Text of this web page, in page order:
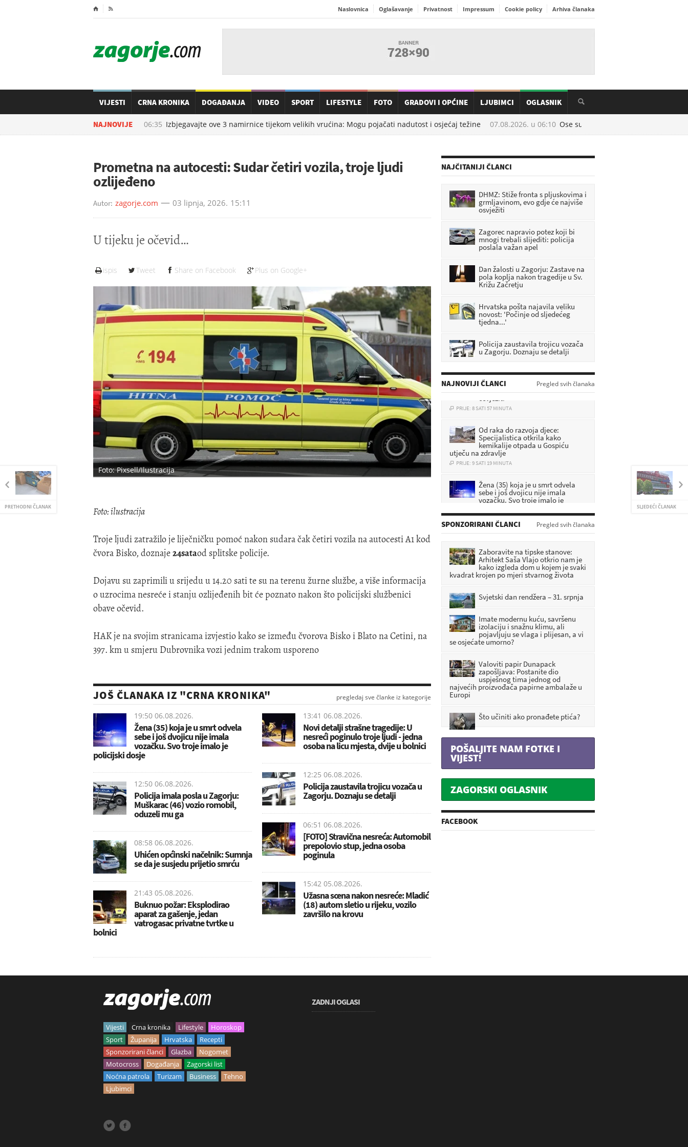
⌂  Naslovnica Oglašavanje Privatnost Impressum Cookie policy Arhiva članaka
VIJESTI CRNA KRONIKA DOGAĐANJA VIDEO SPORT LIFESTYLE FOTO GRADOVI I OPĆINE LJUBIMCI OGLASNIK
NAJNOVIJE
07.08.2026. u 06:35 Izbjegavajte ove 3 namirnice tijekom velikih vrućina: Mogu pojačati nadutost i osjećaj težine 07.08.2026. u06:10 Ose su najaktivnije u kolovozu:
PRETHODNI ČLANAK SLJEDEĆI ČLANAK
Prometna na autocesti: Sudar četiri vozila, troje ljudi
ozlijeđeno
Autor: zagorje.com 03 lipnja, 2026. 15:11
U tijeku je očevid
ispis Tweet Share on Facebook Plus on Google+
Foto: Pixsell/Ilustracija
Foto: ilustracija
Troje ljudi zatražilo je liječničku pomoć nakon sudara čak četiri vozila na autocesti A1 kod
čvora Bisko, doznaje24sataod splitske policije.
Dojavu su zaprimili u srijedu u 14.20 sati te su na terenu žurne službe, a više informacija
o uzrocima nesreće i stanju ozlijeđenih bit će poznato nakon što policijski službenici
obave očevid.
HAK je na svojim stranicama izvjestio kako se između čvorova Bisko i Blato na Cetini, na
397. km u smjeru Dubrovnika vozi jednim trakom usporeno
JOŠ ČLANAKA IZ "CRNA KRONIKA" pregledaj sve članke iz kategorije
19:50 06.08.2026.
Žena (35) koja je u smrt odvela
sebe i još dvojicu nije imala
vozačku. Svo troje imalo je
policijski dosje
12:50 06.08.2026.
Policija imala posla u Zagorju:
Muškarac (46) vozio romobil,
oduzeli mu ga
08:58 06.08.2026.
Uhićen općinski načelnik: Sumnja
se da je susjedu prijetio smrću
21:43 05.08.2026.
Buknuo požar: Eksplodirao
aparat za gašenje, jedan
vatrogasac privatne tvrtke u
bolnici
13:41 06.08.2026.
Novi detalji strašne tragedije: U
nesreći poginulo troje ljudi - jedna
osoba na licu mjesta, dvije u bolnici
12:25 06.08.2026.
Policija zaustavila trojicu vozača u
Zagorju. Doznaju se detalji
06:51 06.08.2026.
[FOTO] Stravična nesreća: Automobil
prepolovio stup, jedna osoba
poginula
15:42 05.08.2026.
Užasna scena nakon nesreće: Mladić
(18) autom sletio u rijeku, vozilo
završilo na krovu
NAJČITANIJI ČLANCI
DHMZ: Stiže fronta s pljuskovima i
grmljavinom, evo gdje će najviše
osvježiti
Zagorec napravio potez koji bi
mnogi trebali slijediti: policija
poslala važan apel
Dan žalosti u Zagorju: Zastave na
pola koplja nakon tragedije u Sv.
Križu Začretju
Hrvatska pošta najavila veliku
novost: 'Počinje od sljedećeg
tjedna...'
Policija zaustavila trojicu vozača
u Zagorju. Doznaju se detalji
NAJNOVIJI ČLANCI Pregled svih članaka
DHMZ: Stiže fronta s pljuskovima i
grmljavinom, evo gdje će najviše
osvježiti
PRIJE: 8 SATI 57 MINUTA
Specijalistica otkrila kako
kemikalije otpada u Gospiću
utječu na zdravlje
 PRIJE: 9 SATI 19 MINUTA
Žena (35) koja je u smrt odvela
sebe i još dvojicu nije imala
vozačku. Svo troje imalo je
policijski dosje
 PRIJE: 9 SATI 40 MINUTA
DA SE NE ZABORAVI: U Pregradi
braniteljima
 PRIJE: 7 SATI 33 MINUTA
[FOTO] Umjetnost, priče i
Radoboju
 PRIJE: 8 SATI 25 MINUTA
SPONZORIRANI ČLANCI Pregled svih članaka
Zaboravite na tipske stanove:
Arhitekt Saša Vlajo otkrio nam je
kako izgleda dom u kojem je svaki
kvadrat krojen po mjeri stvarnog života
Svjetski dan rendžera – 31. srpnja
Imate modernu kuću, savršenu
izolaciju i snažnu klimu, ali
pojavljuju se vlaga i plijesan, a vi
se osjećate umorno?
Valoviti papir Dunapack
zapošljava: Postanite dio
uspješnog tima jednog od
najvećih proizvođača papirne ambalaže u
Europi
Što učiniti ako pronađete ptića?
POŠALJITE NAM FOTKE I
VIJEST!
ZAGORSKI OGLASNIK
FACEBOOK
Vijesti Crna kronika Lifestyle
Horoskop
Sport
Županija Hrvatska
Recepti
Sponzorirani članci
Glazba
Nogomet
Motocross
Događanja
Zagorski list
Noćna patrola
Turizam Business
Tehno
Ljubimci
 
ZADNJI OGLASI